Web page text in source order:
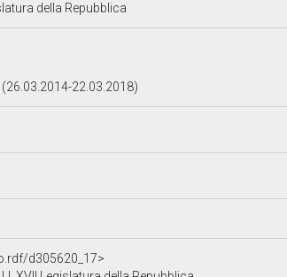
della Repubblica
(26.03.2014-22.03.2018)
d305620_17>